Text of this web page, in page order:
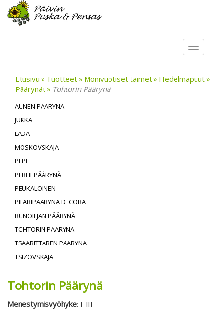
Etusivu Tuotteet Monivuotiset taimet
Hedelmäpuut
Päärynät
Tohtorin Päärynä
AUNEN PÄÄRYNÄ
JUKKA
LADA
MOSKOVSKAJA
PEPI
PERHEPÄÄRYNÄ
PEUKALOINEN
PILARIPÄÄRYNÄ DECORA
RUNOILJAN PÄÄRYNÄ
TOHTORIN PÄÄRYNÄ
TSAARITTAREN PÄÄRYNÄ
TSIZOVSKAJA
Tohtorin Päärynä
Menestymisvyöhyke: I-III